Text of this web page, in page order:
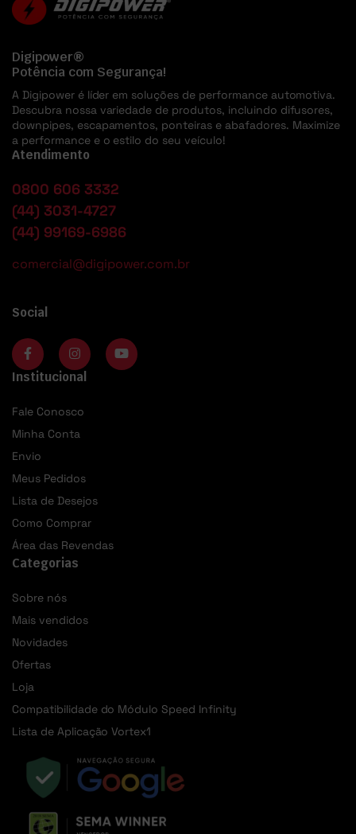
Digipower®
Potência com Segurança!
A Digipower é líder em soluções de performance automotiva.
Descubra nossa variedade de produtos, incluindo difusores,
downpipes, escapamentos, ponteiras e abafadores. Maximize
a performance e o estilo do seu veículo!
Atendimento
0800 606 3332
(44) 3031-4727
(44) 99169-6986
comercial@digipower.com.br
Social
Institucional
Fale Conosco
Minha Conta
Envio
Meus Pedidos
Lista de Desejos
Como Comprar
Área das Revendas
Categorias
Sobre nós
Mais vendidos
Novidades
Ofertas
Loja
Compatibilidade do Módulo Speed Infinity
Lista de Aplicação Vortex1